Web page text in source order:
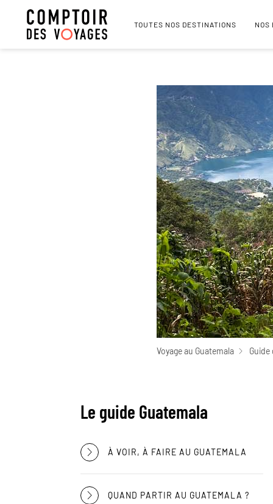
TOUTES NOS DESTINATIONS NOS
Voyage au Guatemala Guide
Le guide Guatemala
À VOIR, À FAIRE AU GUATEMALA
QUAND PARTIR AU GUATEMALA ?